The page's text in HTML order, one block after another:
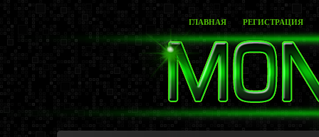
ГЛАВНАЯ РЕГИСТРАЦИЯ